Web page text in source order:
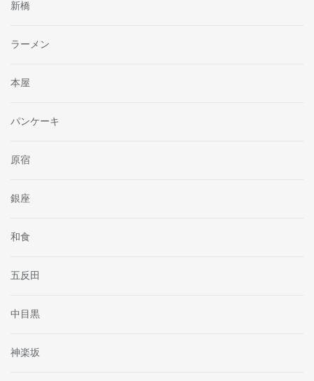
新橋
ラーメン
本屋
パンケーキ
原宿
銀座
和食
五反田
中目黒
神楽坂